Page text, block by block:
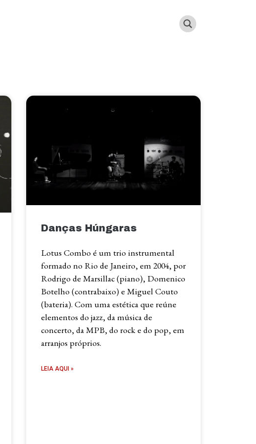
Danças Húngaras
Lotus Combo é um trio instrumental
formado no Rio de Janeiro, em 2004, por
Rodrigo de Marsillac (piano), Domenico
Botelho (contrabaixo) e Miguel Couto
(bateria). Com uma estética que reúne
elementos do jazz, da música de
concerto, da MPB, do rock e do pop, em
arranjos próprios.
LEIA AQUI »